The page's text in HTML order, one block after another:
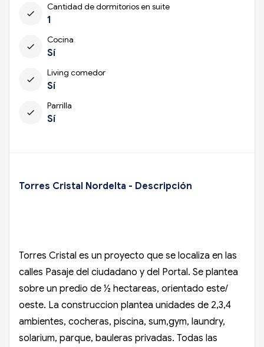
check
Cantidad de dormitorios en suite
1
check
Cocina
Sí
check
Living comedor
Sí
check
Parrilla
Sí
Torres Cristal Nordelta - Descripción
Torres Cristal es un proyecto que se localiza en las
calles Pasaje del ciudadano y del Portal. Se plantea
sobre un predio de ½ hectareas, orientado este/
oeste. La construccion plantea unidades de 2,3,4
ambientes, cocheras, piscina, sum,gym, laundry,
solarium, parque, bauleras privadas. Todas las